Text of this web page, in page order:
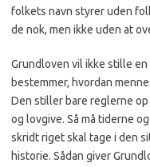
folkets navn styrer uden
de nok, men ikke uden at
Grundloven vil ikke stille
bestemmer, hvordan
Den stiller bare reglerne
og lovgive. Så må tiderne
skridt riget skal tage i den
historie. Sådan giver